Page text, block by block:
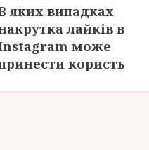
яких випадках
лайків в
може
користь